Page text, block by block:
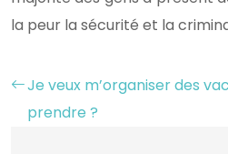
la peur la sécurité et la
Je veux m’organiser des
prendre ?